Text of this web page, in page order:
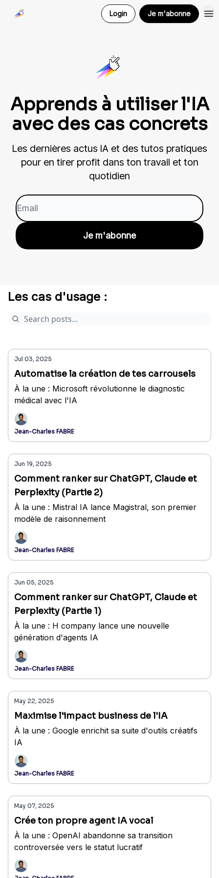
Login Je m'abonne
Apprends à utiliser l'IA
avec des cas concrets
Les dernières actus IA et des tutos pratiques
pour en tirer profit dans ton travail et ton
quotidien
Les cas d'usage :
Jul 03, 2025
Automatise la création de tes carrousels
À la une : Microsoft révolutionne le diagnostic
médical avec l'IA
Jean-Charles FABRE
Jun 19, 2025
Comment ranker sur ChatGPT, Claude et
Perplexity (Partie 2)
À la une : Mistral IA lance Magistral, son premier
modèle de raisonnement
Jean-Charles FABRE
Jun 05, 2025
Comment ranker sur ChatGPT, Claude et
Perplexity (Partie 1)
À la une : H company lance une nouvelle
génération d'agents IA
Jean-Charles FABRE
May 22, 2025
Maximise l'impact business de l'IA
À la une : Google enrichit sa suite d'outils créatifs
IA
Jean-Charles FABRE
May 07, 2025
Crée ton propre agent IA vocal
À la une : OpenAI abandonne sa transition
controversée vers le statut lucratif